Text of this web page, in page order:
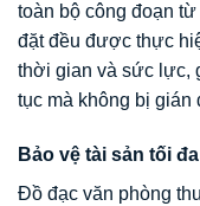
toàn bộ công đoạn
đặt đều được thực
thời gian và sức lực,
tục mà không bị gián
Bảo vệ tài sản tối đa
Đồ đạc văn phòng